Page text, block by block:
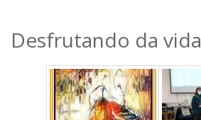
Desfrutando da vida